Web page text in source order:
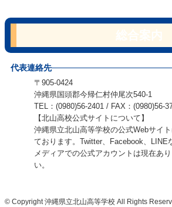
代表連絡先
〒905-0424
沖縄県国頭郡今帰仁村仲尾次540-1
TEL：(0980)56-2401 / FAX：(0980)56-
【北山高校公式サイトについて】
沖縄県立北山高等学校の公式Webサイ
ております。Twitter、Facebook、LINE
メディアでの公式アカウントは現在あ
い。
© Copyright 沖縄県立北山高等学校 All Rights